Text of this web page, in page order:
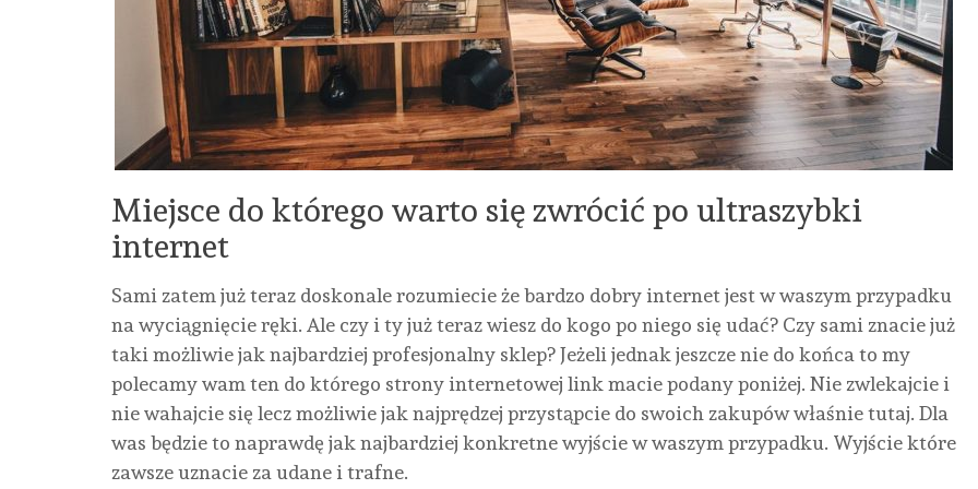
Miejsce do którego warto się zwrócić po ultraszybki
internet
Sami zatem już teraz doskonale rozumiecie że bardzo dobry internet jest w waszym przypadku
na wyciągnięcie ręki. Ale czy i ty już teraz wiesz do kogo po niego się udać? Czy sami znacie już
taki możliwie jak najbardziej profesjonalny sklep? Jeżeli jednak jeszcze nie do końca to my
polecamy wam ten do którego strony internetowej link macie podany poniżej. Nie zwlekajcie i
nie wahajcie się lecz możliwie jak najprędzej przystąpcie do swoich zakupów właśnie tutaj. Dla
was będzie to naprawdę jak najbardziej konkretne wyjście w waszym przypadku. Wyjście które
zawsze uznacie za udane i trafne.
BEZ
ZAKOPANE
DOMKI:
CAŁOROCZNY
WYNAJEM,
PODHALAŃSKA
TRADYCJA
ZJAWISKO
BUDDY
PUNCHING
– JAK
POWSTRZYMAĆ
PRACOWNIKÓW
MEDYCYNA
URODA
PIERWSZA
WIZYTA
U
TRYCHOLOGA
W
KRAKOWIE:
NA